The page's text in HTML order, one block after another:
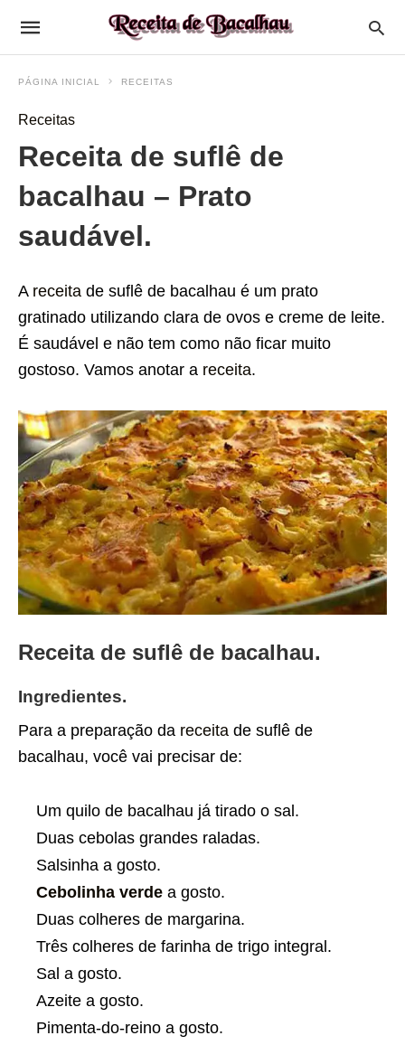
PÁGINA INICIAL RECEITAS
Receitas
Receita de suflê de
bacalhau – Prato
saudável.
A receita de suflê de bacalhau é um prato
gratinado utilizando clara de ovos e creme de leite.
É saudável e não tem como não ficar muito
gostoso. Vamos anotar a receita.
Receita de suflê de bacalhau.
Ingredientes.
Para a preparação da receita de suflê de
bacalhau, você vai precisar de:
Um quilo de bacalhau já tirado o sal.
Duas cebolas grandes raladas.
Salsinha a gosto.
Cebolinha verde a gosto.
Duas colheres de margarina.
Três colheres de farinha de trigo integral.
Sal a gosto.
Azeite a gosto.
Pimenta-do-reino a gosto.